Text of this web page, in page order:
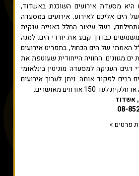
היא מסעדת אירועים השוכנת באשדוד,
הים אליכם לאירוע. אירועים במסעדה
בשל עיצוב החלל כאנייה ענקית
כבדרך קבע את יורדי הים. למנה
האמתי של הים הכחול, בתפריט אירועים
ים מגוונים. החוויה הייחודית שעוטפת את
העניקה למסעדה מוניטין בינלאומי
רבים לפקוד אותה. ניתן לערוך אירועים
אורחים מאושרים.
08-
פרטים »